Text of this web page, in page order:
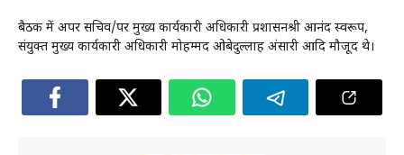
बैठक में अपर सचिव/पर मुख्य कार्यकारी अधिकारी प्रशासनश्री आनंद स्वरूप,
संयुक्त मुख्य कार्यकारी अधिकारी मोहम्मद ओबेदुल्लाह अंसारी आदि मौजूद थे।